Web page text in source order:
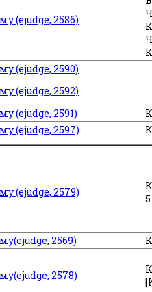
(ejudge, 2586)
(ejudge, 2590)
(ejudge, 2592)
(ejudge, 2591)
(ejudge, 2597)
(ejudge, 2579)
2569)
2578)